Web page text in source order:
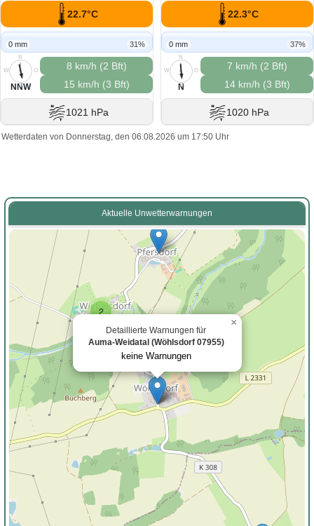
22.7°C
0 mm 31%
N
O
S
W
NNW
8 km/h (2 Bft)
15 km/h (3 Bft)
1021 hPa
22.3°C
0 mm 37%
N
O
S
W
N
7 km/h (2 Bft)
14 km/h (3 Bft)
1020 hPa
Wetterdaten von Donnerstag, den 06.08.2026 um 17:50 Uhr
Aktuelle Unwetterwarnungen
2
Detaillierte Warnungen für
Auma-Weidatal (Wöhlsdorf 07955)
keine Warnungen
×